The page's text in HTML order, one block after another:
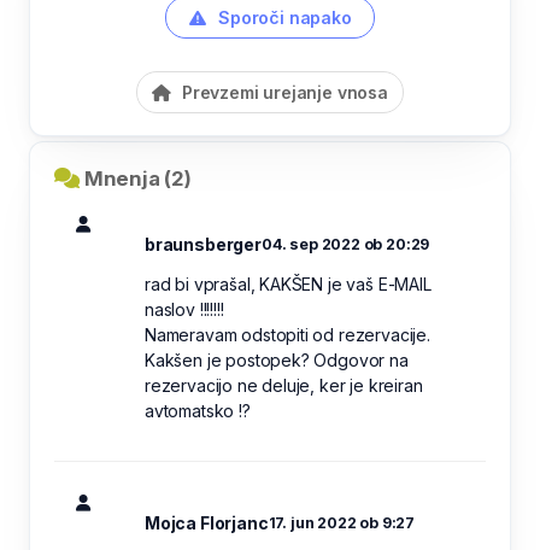
Sporoči napako
Prevzemi urejanje vnosa
Mnenja (2)
braunsberger04. sep 2022 ob 20:29
rad bi vprašal, KAKŠEN je vaš E-MAIL
naslov !!!!!!!
Nameravam odstopiti od rezervacije.
Kakšen je postopek? Odgovor na
rezervacijo ne deluje, ker je kreiran
avtomatsko !?
Mojca Florjanc17. jun 2022 ob 9:27